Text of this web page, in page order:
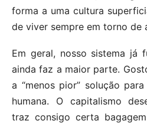
forma a uma cultura
de viver sempre em torno de
Em geral, nosso sistema já
ainda faz a maior parte.
a “menos pior” solução
humana. O capitalismo
traz consigo certa